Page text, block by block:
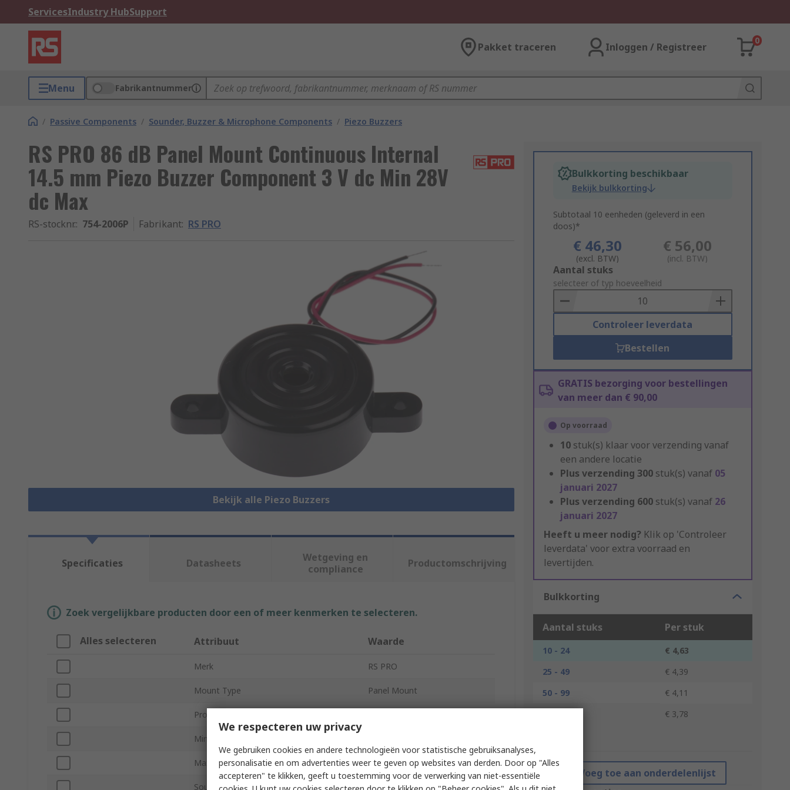
ServicesIndustry HubSupport
Pakket traceren Inloggen / Registreer
0
Menu Fabrikantnummer
/ Passive Components / Sounder, Buzzer & Microphone Components / Piezo Buzzers
RS PRO 86 dB Panel Mount Continuous Internal
14.5 mm Piezo Buzzer Component 3 V dc Min 28V
dc Max
RS-stocknr.: 754-2006P Fabrikant: RS PRO
Bekijk alle Piezo Buzzers
Bulkkorting beschikbaar
Bekijk bulkkorting
Subtotaal 10 eenheden (geleverd in een
doos)*
€ 46,30
(excl. BTW)
€ 56,00
(incl. BTW)
Add
to
Basket
Aantal stuks
selecteer of typ hoeveelheid
Controleer leverdata
Bestellen
GRATIS bezorging voor bestellingen
van meer dan € 90,00
Op voorraad
10 stuk(s) klaar voor verzending vanaf
een andere locatie
Plus verzending 300 stuk(s) vanaf 05
januari 2027
Plus verzending 600 stuk(s) vanaf 26
januari 2027
Heeft u meer nodig? Klik op 'Controleer
leverdata' voor extra voorraad en
levertijden.
Bulkkorting
Aantal stuks Per stuk
10 - 24
€ 4,63
25 - 49
€ 4,39
50 - 99
€ 4,11
€ 3,78
Voeg toe aan onderdelenlijst
Specificaties Datasheets
Wetgeving en
compliance
Productomschrijving
Zoek vergelijkbare producten door een of meer kenmerken te selecteren.
Alles selecteren Attribuut Waarde
Merk RS PRO
Mount Type Panel Mount
Product Type
Minimum Supply Voltage
Maximum Supply Voltage 28V dc
Sound Level 86dB
We respecteren uw privacy
We gebruiken cookies en andere technologieën voor statistische gebruiksanalyses,
personalisatie en om advertenties weer te geven op websites van derden. Door op "Alles
accepteren" te klikken, geeft u toestemming voor de verwerking van niet-essentiële